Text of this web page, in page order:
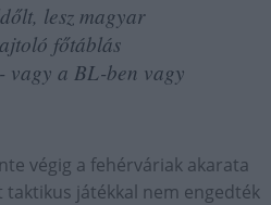
lesz magyar
főtáblás
vagy a BL-ben vagy
végig a fehérváriak akarata
játékkal nem engedték